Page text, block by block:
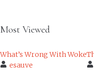
Most Viewed
What’s Wrong With Woke
esauve